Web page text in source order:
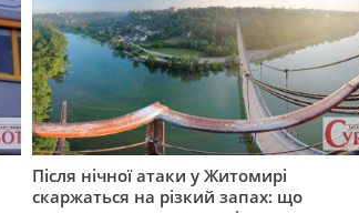
Після нічної атаки у Житомирі
скаржаться на різкий запах: що